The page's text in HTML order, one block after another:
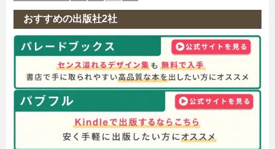
おすすめの出版社2社